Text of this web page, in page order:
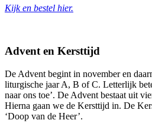
Kijk en bestel hier.
Advent en Kersttijd
De Advent begint in november en
liturgische jaar A, B of C. Letterlijk
naar ons toe’. De Advent bestaat uit
Hierna gaan we de Kersttijd in. De
‘Doop van de Heer’.